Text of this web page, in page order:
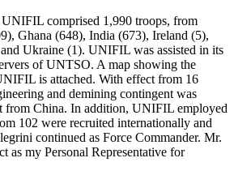
comprised 1,990 troops, from
Ghana (648), India (673), Ireland (5),
Ukraine (1). UNIFIL was assisted in its
of UNTSO. A map showing the
is attached. With effect from 16
and demining contingent was
from China. In addition, UNIFIL employed
102 were recruited internationally and
continued as Force Commander. Mr.
as my Personal Representative for